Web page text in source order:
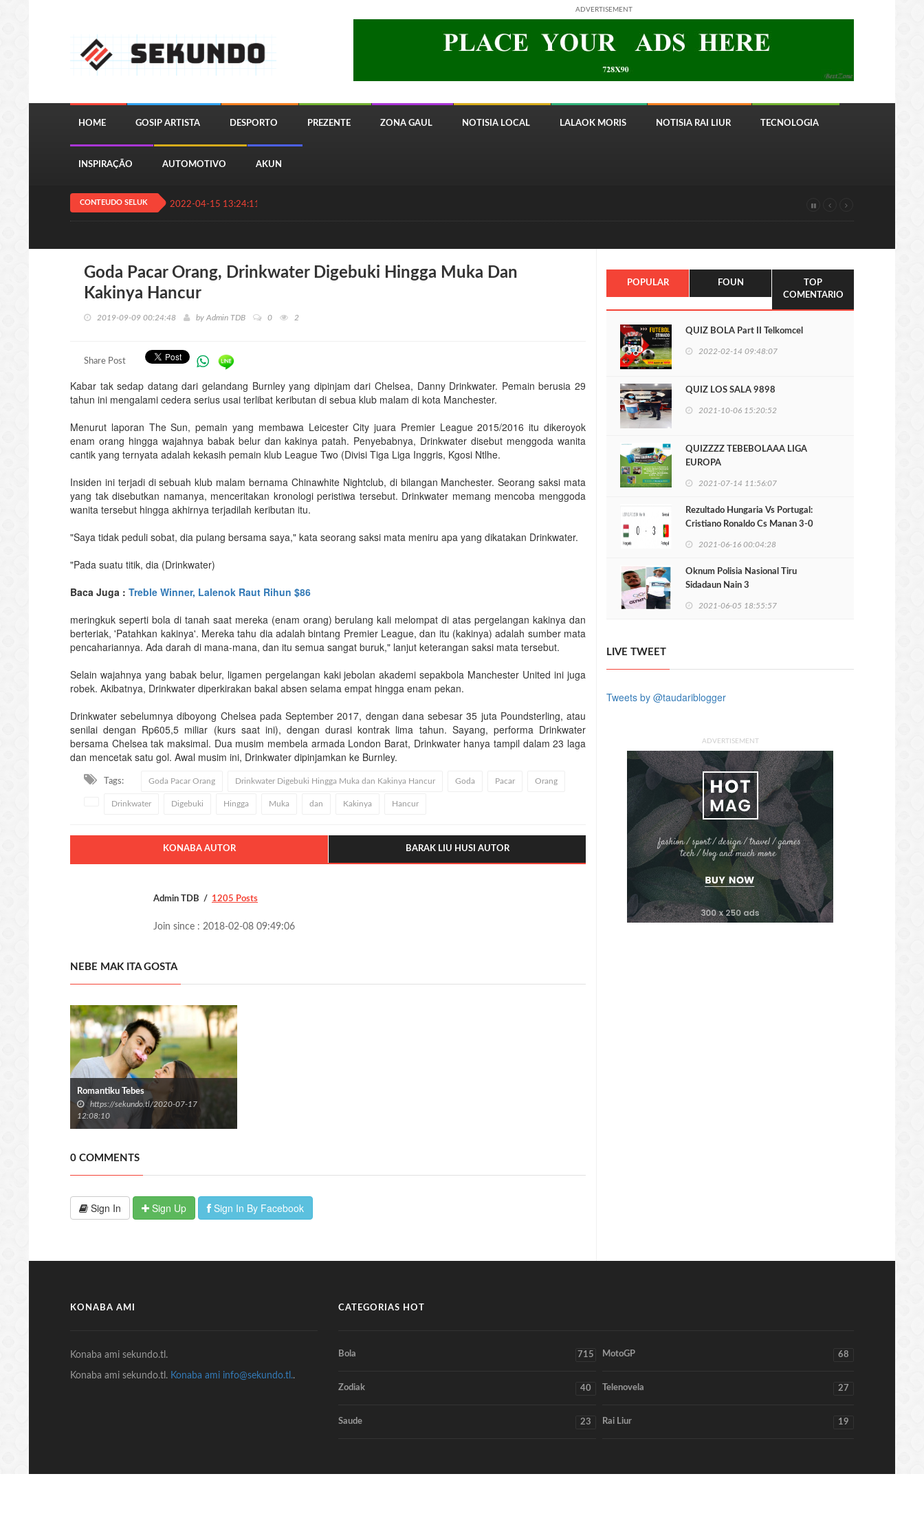
ADVERTISEMENT
HOME GOSIP ARTISTA DESPORTO PREZENTE ZONA GAUL NOTISIA LOCAL LALAOK MORIS NOTISIA RAI LIUR TECNOLOGIA
INSPIRAÇÃO AUTOMOTIVO AKUN
CONTEUDO SELUK 2022-04-15 13:24:11
Goda Pacar Orang, Drinkwater Digebuki Hingga Muka Dan
Kakinya Hancur
2019-09-09 00:24:48 by Admin TDB 0 2
Share Post
Kabar tak sedap datang dari gelandang Burnley yang dipinjam dari Chelsea, Danny Drinkwater. Pemain berusia 29
tahun ini mengalami cedera serius usai terlibat keributan di sebua klub malam di kota Manchester.
Menurut laporan The Sun, pemain yang membawa Leicester City juara Premier League 2015/2016 itu dikeroyok
enam orang hingga wajahnya babak belur dan kakinya patah. Penyebabnya, Drinkwater disebut menggoda wanita
cantik yang ternyata adalah kekasih pemain klub League Two (Divisi Tiga Liga Inggris, Kgosi Ntlhe.
Insiden ini terjadi di sebuah klub malam bernama Chinawhite Nightclub, di bilangan Manchester. Seorang saksi mata
yang tak disebutkan namanya, menceritakan kronologi peristiwa tersebut. Drinkwater memang mencoba menggoda
wanita tersebut hingga akhirnya terjadilah keributan itu.
"Saya tidak peduli sobat, dia pulang bersama saya," kata seorang saksi mata meniru apa yang dikatakan Drinkwater.
"Pada suatu titik, dia (Drinkwater)
Baca Juga : Treble Winner, Lalenok Raut Rihun $86
meringkuk seperti bola di tanah saat mereka (enam orang) berulang kali melompat di atas pergelangan kakinya dan
berteriak, 'Patahkan kakinya'. Mereka tahu dia adalah bintang Premier League, dan itu (kakinya) adalah sumber mata
pencahariannya. Ada darah di mana-mana, dan itu semua sangat buruk," lanjut keterangan saksi mata tersebut.
Selain wajahnya yang babak belur, ligamen pergelangan kaki jebolan akademi sepakbola Manchester United ini juga
robek. Akibatnya, Drinkwater diperkirakan bakal absen selama empat hingga enam pekan.
Drinkwater sebelumnya diboyong Chelsea pada September 2017, dengan dana sebesar 35 juta Poundsterling, atau
senilai dengan Rp605,5 miliar (kurs saat ini), dengan durasi kontrak lima tahun. Sayang, performa Drinkwater
bersama Chelsea tak maksimal. Dua musim membela armada London Barat, Drinkwater hanya tampil dalam 23 laga
dan mencetak satu gol. Awal musim ini, Drinkwater dipinjamkan ke Burnley.
Tags: Goda Pacar Orang Drinkwater Digebuki Hingga Muka dan Kakinya Hancur Goda Pacar Orang
Drinkwater Digebuki Hingga Muka dan Kakinya Hancur
KONABA AUTOR BARAK LIU HUSI AUTOR
Admin TDB 1205 Posts
Join since : 2018-02-08 09:49:06
NEBE MAK ITA GOSTA
Romantiku Tebes
https://sekundo.tl/2020-07-17
12:08:10
0 COMMENTS
Sign In Sign Up Sign In By Facebook
POPULAR FOUN
TOP
COMENTARIO
QUIZ BOLA Part II Telkomcel
2022-02-14 09:48:07
QUIZ LOS SALA 9898
2021-10-06 15:20:52
QUIZZZZ TEBEBOLAAA LIGA
EUROPA
2021-07-14 11:56:07
Rezultado Hungaria Vs Portugal:
Cristiano Ronaldo Cs Manan 3-0
2021-06-16 00:04:28
Oknum Polisia Nasional Tiru
Sidadaun Nain 3
2021-06-05 18:55:57
LIVE TWEET
Tweets by @taudariblogger
ADVERTISEMENT
KONABA AMI
Konaba ami sekundo.tl.
Konaba ami sekundo.tl. Konaba ami info@sekundo.tl..
CATEGORIAS HOT
Bola 715 MotoGP 68
Zodiak 40 Telenovela 27
Saude 23 Rai Liur 19